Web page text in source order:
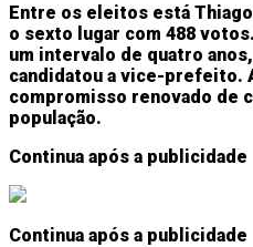
Entre os eleitos está
o sexto lugar com 488
um intervalo de quatro
candidatou a vice-prefeito.
compromisso renovado de
população.
Continua após a publicidade
Continua após a publicidade